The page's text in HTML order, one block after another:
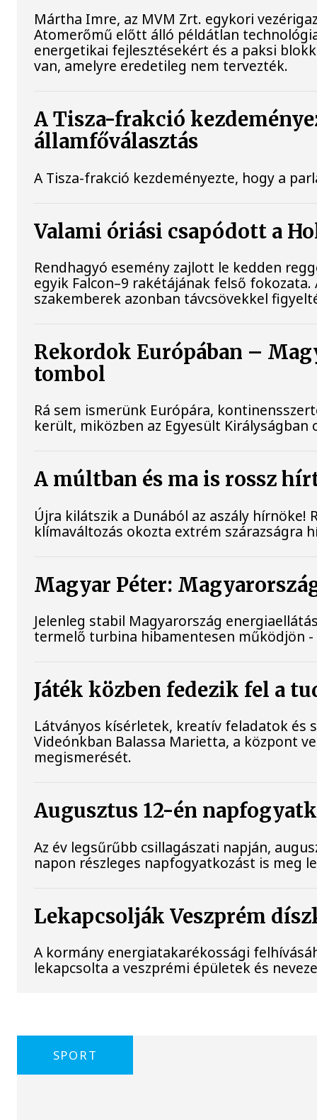
Mártha Imre, az MVM Zrt. egykori
Atomerőmű előtt álló példátlan
energetikai fejlesztésekért és a paksi
van, amelyre eredetileg nem tervezték.
A Tisza-frakció
államfőválasztás
A Tisza-frakció kezdeményezte, hogy a
Valami óriási csapódott a
Rendhagyó esemény zajlott le kedden
egyik Falcon–9 rakétájának felső
szakemberek azonban távcsövekkel
Rekordok Európában –
tombol
Rá sem ismerünk Európára,
került, miközben az Egyesült
A múltban és ma is rossz
Újra kilátszik a Dunából az aszály
klímaváltozás okozta extrém szárazságra
Magyar Péter:
Jelenleg stabil Magyarország
termelő turbina hibamentesen működjön
Játék közben fedezik fel a
Látványos kísérletek, kreatív feladatok és
Videónkban Balassa Marietta, a központ
megismerését.
Augusztus 12-én
Az év legsűrűbb csillagászati napján,
napon részleges napfogyatkozást is meg
Lekapcsolják Veszprém
A kormány energiatakarékossági
lekapcsolta a veszprémi épületek és
SPORT